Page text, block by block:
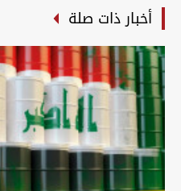
أخبار ذات صلة